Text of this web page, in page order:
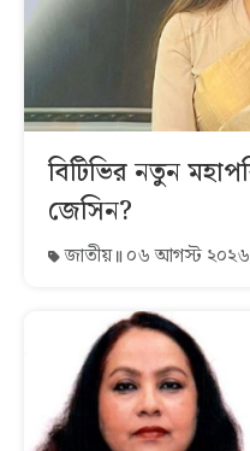
বিটিভির নতুন
জেসিন?
জাতীয় ০৬ আগস্ট